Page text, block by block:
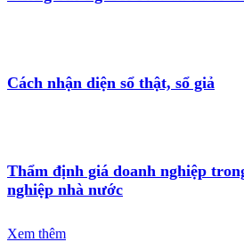
Cách nhận diện sổ thật, sổ giả
Thẩm định giá doanh nghiệp
nghiệp nhà nước
Xem thêm